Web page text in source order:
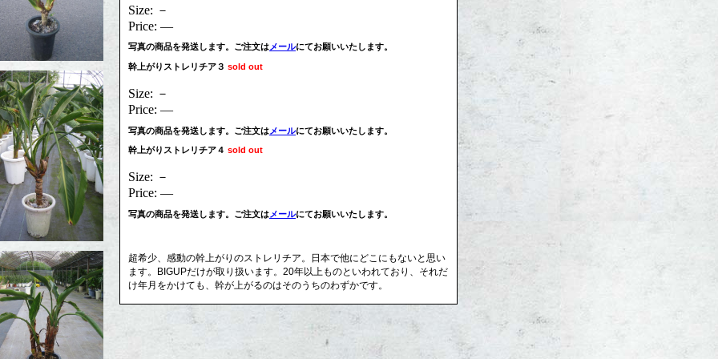
Size: －
Price: ―
写真の商品を発送します。ご注文はメールにてお願いいたします。
幹上がりストレリチア３ sold out
Size: －
Price: ―
写真の商品を発送します。ご注文はメールにてお願いいたします。
幹上がりストレリチア４ sold out
Size: －
Price: ―
写真の商品を発送します。ご注文はメールにてお願いいたします。
超希少、感動の幹上がりのストレリチア。日本で他にどこにもないと思い
ます。BIGUPだけが取り扱います。20年以上ものといわれており、それだ
け年月をかけても、幹が上がるのはそのうちのわずかです。